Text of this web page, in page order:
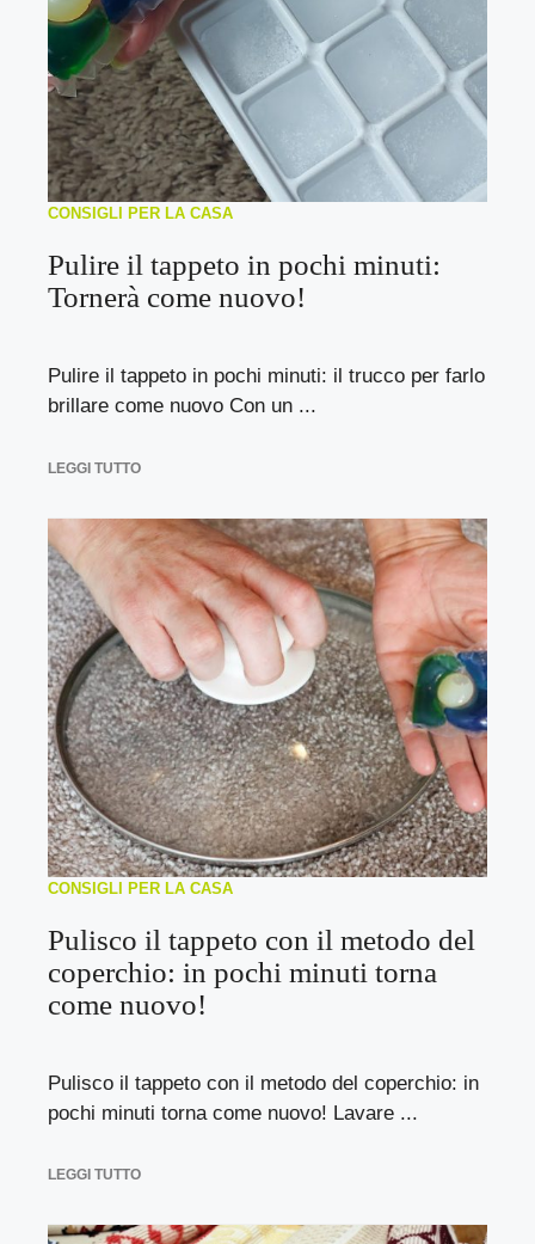
CONSIGLI PER LA CASA
Pulire il tappeto in pochi minuti:
Tornerà come nuovo!
Pulire il tappeto in pochi minuti: il trucco per farlo
brillare come nuovo Con un ...
LEGGI TUTTO
CONSIGLI PER LA CASA
Pulisco il tappeto con il metodo del
coperchio: in pochi minuti torna
come nuovo!
Pulisco il tappeto con il metodo del coperchio: in
pochi minuti torna come nuovo! Lavare ...
LEGGI TUTTO